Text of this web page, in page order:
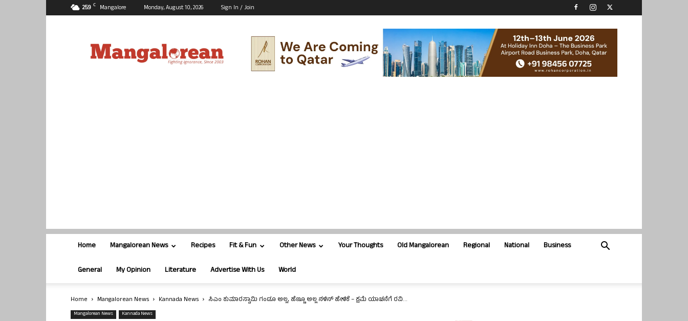
25.9 C Mangalore Monday, August 10, 2026 Sign In / Join
Home Mangalorean News Recipes Fit & Fun Other News Your Thoughts Old Mangalorean Regional National Business
General My Opinion Literature Advertise With Us World
Home Mangalorean News Kannada News ಸಿಎಂ ಕುಮಾರಸ್ವಾಮಿ ಗಂಡೂ ಅಲ್ಲ, ಹೆಣ್ಣೂ ಅಲ್ಲ ನಳಿನ್ ಹೇಳಿಕೆ – ಕ್ಷಮೆ ಯಾಚನೆಗೆ ರವಿ...
Mangalorean News Kannada News